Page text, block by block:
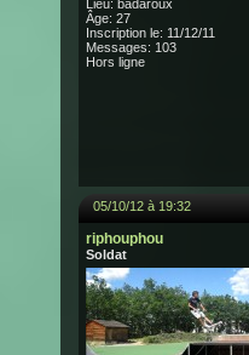
Lieu: badaroux
Âge: 27
Inscription le: 11/12/11
Messages: 103
Hors ligne
05/10/12 à 19:32
riphouphou
Soldat